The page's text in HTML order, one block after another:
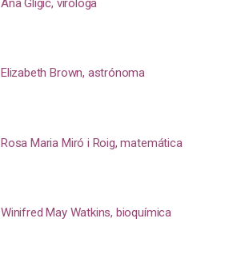
Elizabeth Brown, astrónoma
Rosa Maria Miró i Roig, matemática
Winifred May Watkins, bioquímica